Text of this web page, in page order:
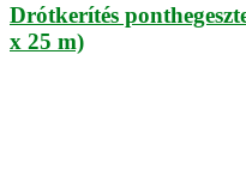
Drótkerítés
x 25 m)